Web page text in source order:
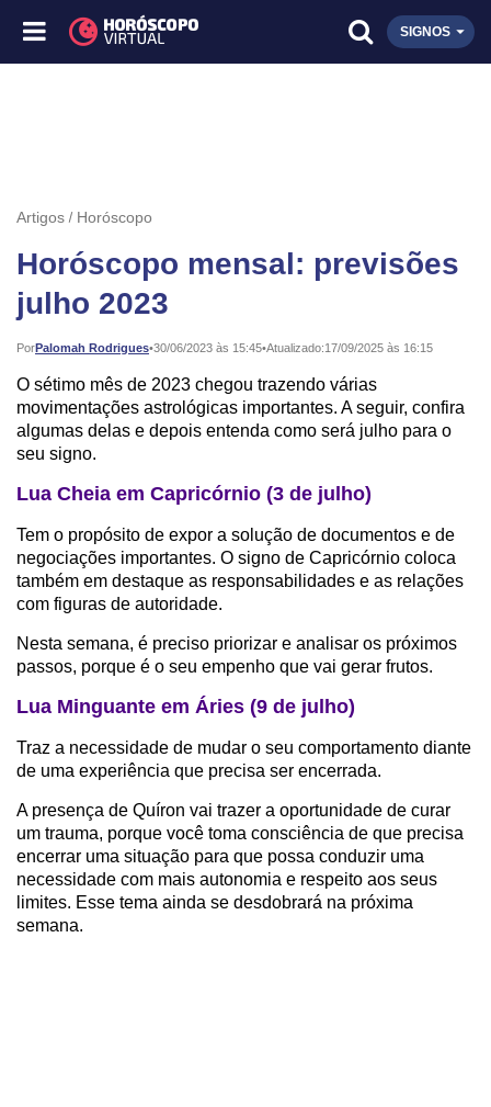
SIGNOS
Artigos Horóscopo
Horóscopo mensal: previsões
julho 2023
PorPalomah Rodrigues•
Publicado: 30/06/2023 às 15:45•Atualizado:17/09/2025 às 16:15
O sétimo mês de 2023 chegou trazendo várias
movimentações astrológicas importantes. A seguir, confira
algumas delas e depois entenda como será julho para o
seu signo.
Lua Cheia em Capricórnio (3 de julho)
Tem o propósito de expor a solução de documentos e de
negociações importantes. O signo de Capricórnio coloca
também em destaque as responsabilidades e as relações
com figuras de autoridade.
Nesta semana, é preciso priorizar e analisar os próximos
passos, porque é o seu empenho que vai gerar frutos.
Lua Minguante em Áries (9 de julho)
Traz a necessidade de mudar o seu comportamento diante
de uma experiência que precisa ser encerrada.
A presença de Quíron vai trazer a oportunidade de curar
um trauma, porque você toma consciência de que precisa
encerrar uma situação para que possa conduzir uma
necessidade com mais autonomia e respeito aos seus
limites. Esse tema ainda se desdobrará na próxima
semana.